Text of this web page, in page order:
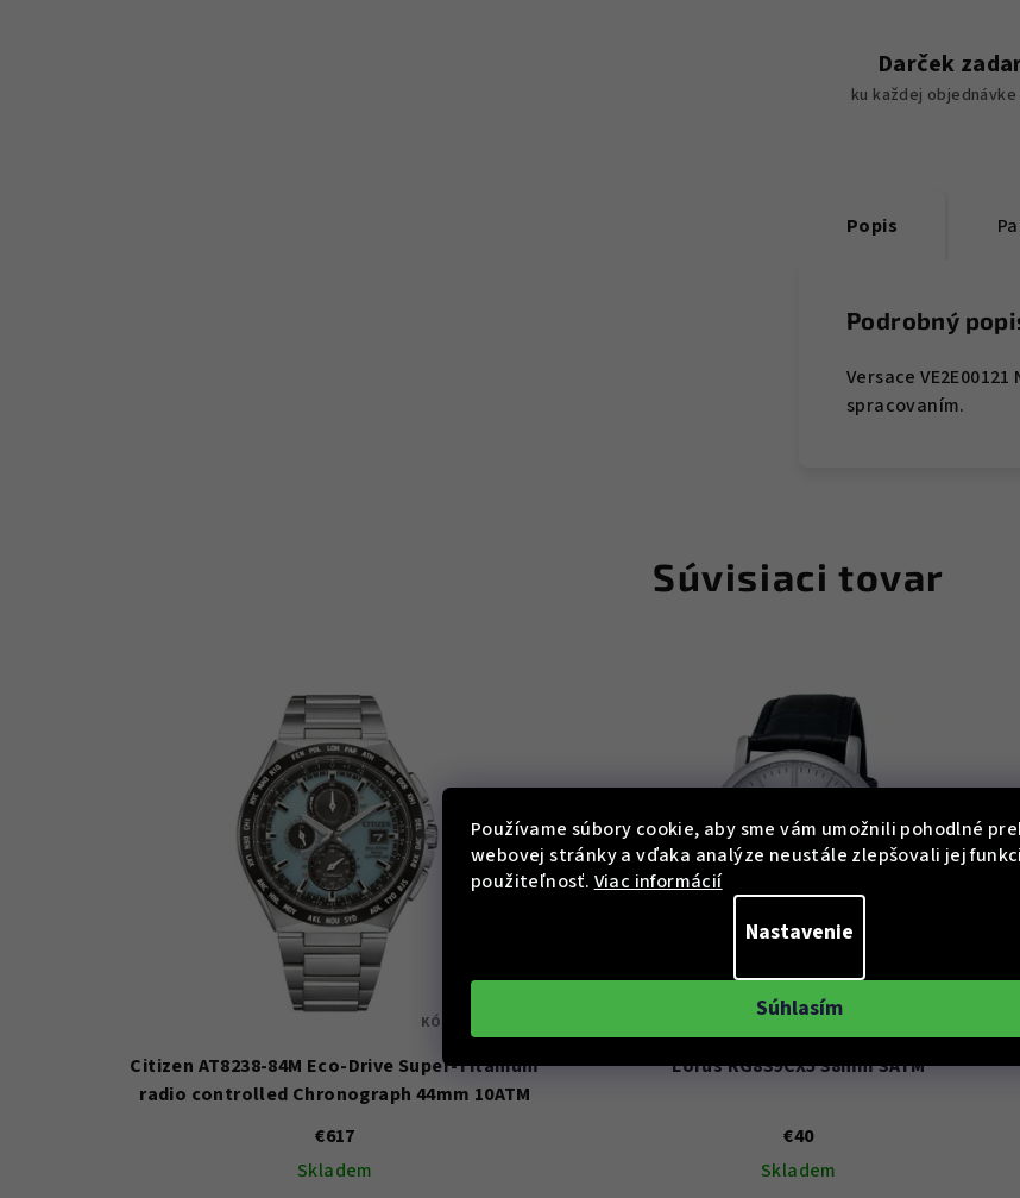
Používame súbory cookie, aby sme vám umožnili pohodlné
webovej stránky a vďaka analýze neustále zlepšovali jej
použiteľnosť. Viac informácií
Nastavenie
Súhlasím
Darček
ku každej
Popis
Podrobný
Versace
spracovaním.
Súvisiaci tovar
Citizen AT8238-84M Eco-Drive Super-Titanium
radio controlled Chronograph 44mm 10ATM
€617
Skladem
KÓD:
Lorus RG839CX5 38mm 3ATM
€40
Skladem